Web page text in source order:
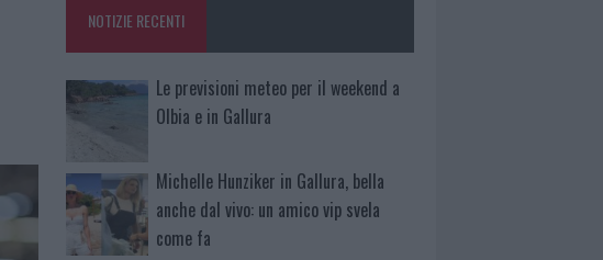
NOTIZIE RECENTI
Le previsioni meteo per il weekend a
Olbia e in Gallura
Michelle Hunziker in Gallura, bella
anche dal vivo: un amico vip svela
come fa